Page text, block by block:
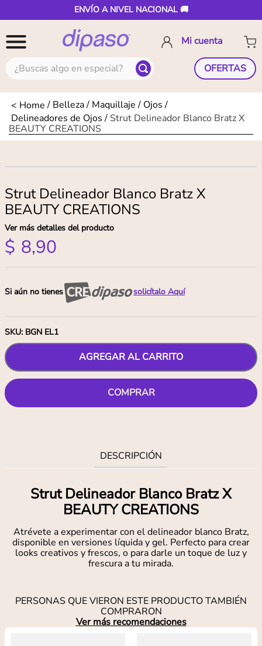
ENVÍO A NIVEL NACIONAL 🚚
¿Buscas algo en especial? OFERTAS
Belleza Maquillaje
Ojos
Delineadores de Ojos
Strut Delineador Blanco Bratz X
BEAUTY CREATIONS
Strut Delineador Blanco Bratz X
BEAUTY CREATIONS
Ver más detalles del producto
$ 8,90
Si aún no tienes solicítalo Aquí
SKU: BGN EL1
AGREGAR AL CARRITO
COMPRAR
DESCRIPCIÓN
Strut Delineador Blanco Bratz X
BEAUTY CREATIONS
Atrévete a experimentar con el delineador blanco Bratz,
disponible en versiones líquida y gel. Perfecto para crear
looks creativos y frescos, o para darle un toque de luz y
frescura a tu mirada.
PERSONAS QUE VIERON ESTE PRODUCTO TAMBIÉN
COMPRARON
Ver más recomendaciones